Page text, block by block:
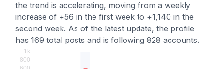
the trend is accelerating, moving from a weekly
increase of +56 in the first week to +1,140 in the
second week. As of the latest update, the profile
has 169 total posts and is following 828 accounts.